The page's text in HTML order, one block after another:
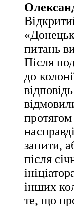
питань
Після
до
протягом
запити,
після
інших
те, що